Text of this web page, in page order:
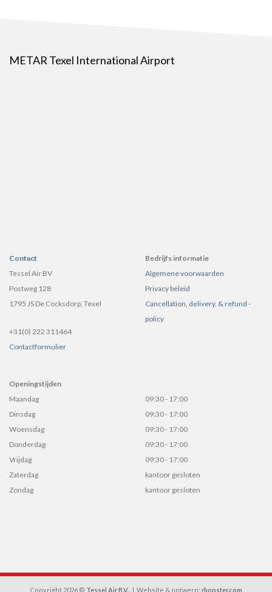
METAR Texel International Airport
Contact
Tessel Air BV
Postweg 128
1795 JS De Cocksdorp, Texel
+31(0) 222 311464
Contactformulier
Bedrijfs informatie
Algemene voorwaarden
Privacy beleid
Cancellation, delivery, & refund -
policy
Openingstijden
Maandag
Dinsdag
Woensdag
Donderdag
Vrijdag
Zaterdag
Zondag
09:30 - 17:00
09:30 - 17:00
09:30 - 17:00
09:30 - 17:00
09:30 - 17:00
kantoor gesloten
kantoor gesloten
Copyright 2026 © Tessel Air B.V. | Website & ontwerp: rhopster.com